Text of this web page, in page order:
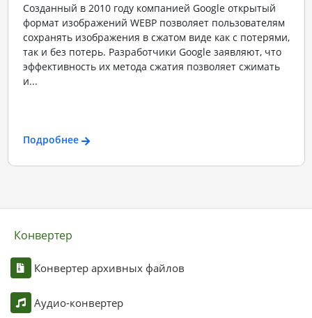
Созданный в 2010 году компанией Google открытый
формат изображений WEBP позволяет пользователям
сохранять изображения в сжатом виде как с потерями,
так и без потерь. Разработчики Google заявляют, что
эффективность их метода сжатия позволяет сжимать
и...
Подробнее
Конвертер
Конвертер архивных файлов
Аудио-конвертер